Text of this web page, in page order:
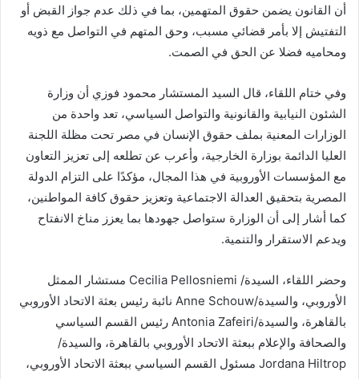
أن القانون يضمن حقوق المتهمين، بما في ذلك عدم جواز القبض أو
التفتيش إلا بأمر قضائي مسبب، وحق المتهم في التواصل مع ذويه
ومحاميه فضلا عن الحق في الصمت.
وفي ختام اللقاء، قال السيد المستشار محمود فوزي أن وزارة
الشئون النيابية والقانونية والتواصل السياسي، تعد واحدة من
الوزارات المعنية بملف حقوق الإنسان في مصر تحت مظلة اللجنة
العليا الدائمة بوزارة الخارجية، وأعرب عن تطلعه إلى تعزيز التعاون
مع المؤسسات الأوروبية في هذا المجال، مؤكدًا على التزام الدولة
المصرية بتحقيق العدالة الاجتماعية وتعزيز حقوق كافة المواطنين،
كما أشار إلى أن الوزارة ستواصل جهودها بما يعزز مناخ الانفتاح
ويدعم الاستقرار والتنمية.
وحضر اللقاء، السيدة/ Cecilia Pellosniemi مستشار الممثل
الأوروبي، والسيدة/Anne Schouw نائبة رئيس بعثة الاتحاد الأوروبي
بالقاهرة، والسيدة/Antonia Zafeiri رئيس القسم السياسي
والصحافة والإعلام ببعثة الاتحاد الأوروبي بالقاهرة، والسيدة/
Jordana Hiltrop مسئول القسم السياسي ببعثة الاتحاد الأوروبي،